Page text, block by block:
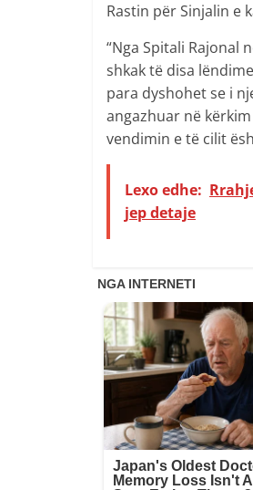
Rastin për Sinjalin e
“Nga Spitali
shkak të disa
para dyshohet se i
angazhuar në
vendimin e të cilit
Lexo edhe:
jep detaje